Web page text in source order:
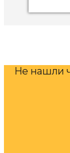
Не нашли